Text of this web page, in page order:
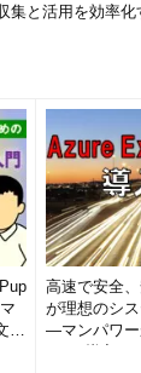
集と活用を効率
法
高速で安全
が理想のシ
―マンパワー